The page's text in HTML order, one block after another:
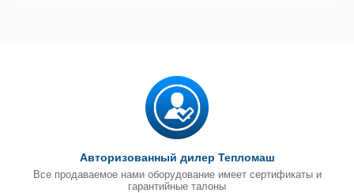
Авторизованный дилер Тепломаш
Все продаваемое нами оборудование имеет сертификаты и
гарантийные талоны